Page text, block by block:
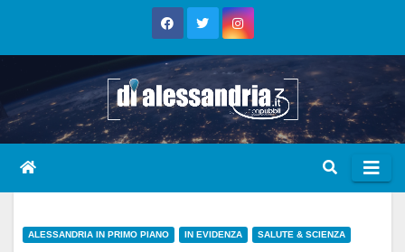
ALESSANDRIA IN PRIMO PIANO IN EVIDENZA SALUTE & SCIENZA